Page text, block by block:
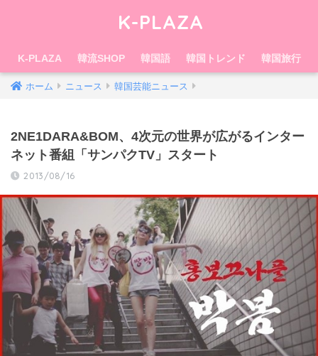
K-PLAZA
K-PLAZA 韓流SHOP 韓国語 韓国トレンド 韓国旅行
ホーム ニュース 韓国芸能ニュース
2NE1DARA&BOM、4次元の世界が広がるインター
ネット番組「サンパクTV」スタート
2013/08/16